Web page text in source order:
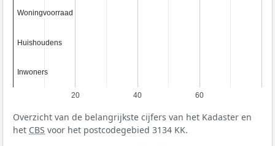
20 40 60
Woningvoorraad
Woningvoorraad
Huishoudens
Huishoudens
Inwoners
Inwoners
Overzicht van de belangrijkste cijfers van het Kadaster en
het CBS voor het postcodegebied 3134 KK.